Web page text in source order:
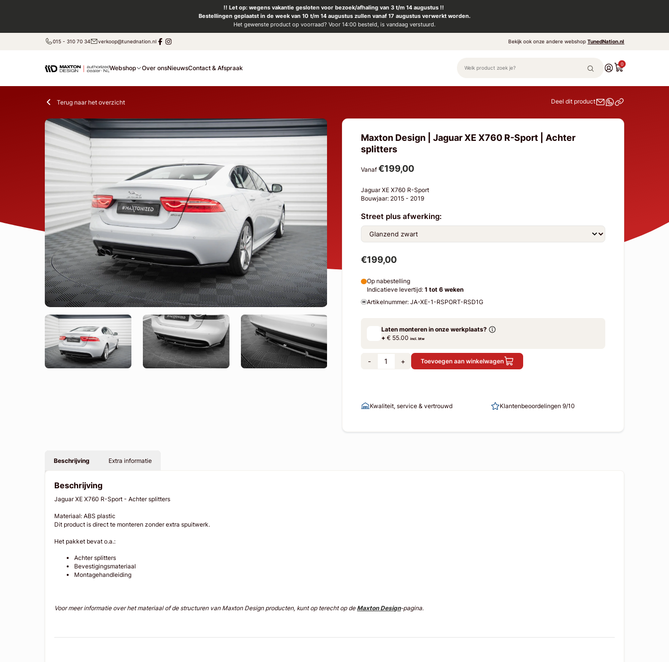
!! Let op: wegens vakantie gesloten voor bezoek/afhaling van 3 t/m 14 augustus !!
Bestellingen geplaatst in de week van 10 t/m 14 augustus zullen vanaf 17 augustus verwerkt worden.
Het gewenste product op voorraad? Voor 14:00 besteld, is vandaag verstuurd.
015 - 310 70 34 verkoop@tunednation.nl Bekijk ook onze andere webshopTunedNation.nl
Webshop Over onsNieuwsContact & Afspraak
0
Terug naar het overzicht Deel dit product
Maxton Design | Jaguar XE X760 R-Sport | Achter
splitters
Vanaf €199,00
Jaguar XE X760 R-Sport
Bouwjaar: 2015 - 2019
Street plus afwerking:
€199,00
Op nabestelling
Indicatieve levertijd: 1 tot 6 weken
Artikelnummer: JA-XE-1-RSPORT-RSD1G
Laten monteren in onze werkplaats?
+€ 55.00 incl. btw
- + Toevoegen aan winkelwagen
Kwaliteit, service & vertrouwd Klantenbeoordelingen 9/10
Beschrijving Extra informatie
Beschrijving
Jaguar XE X760 R-Sport - Achter splitters
Materiaal: ABS plastic
Dit product is direct te monteren zonder extra spuitwerk.
Het pakket bevat o.a.:
Achter splitters
Bevestigingsmateriaal
Montagehandleiding
Voor meer informatie over het materiaal of de structuren van Maxton Design producten, kunt op terecht op deMaxton Design-pagina.